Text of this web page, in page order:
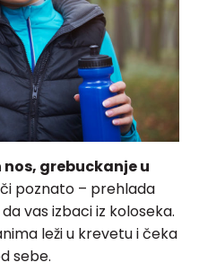
grebuckanje u
poznato – prehlada
vas izbaci iz koloseka.
leži u krevetu i čeka
sebe.